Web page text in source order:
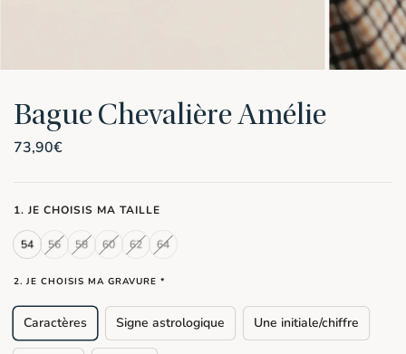
Bague Chevalière Amélie
73,90€
1. JE CHOISIS MA TAILLE
2. JE CHOISIS MA GRAVURE *
Caractères Signe astrologique Une initiale/chiffre